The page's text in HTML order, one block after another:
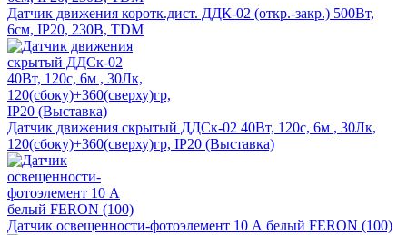
Датчик движения коротк.дист. ДДК-02 (откр.-закр.) 500Вт,
6см, IP20, 230В, TDM
Датчик движения скрытый ДДСк-02 40Вт, 120с, 6м , 30Лк,
120(сбоку)+360(сверху)гр, IP20 (Выставка)
Датчик освещенности-фотоэлемент 10 А белый FERON (100)